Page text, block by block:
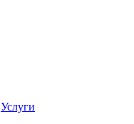
Услуги